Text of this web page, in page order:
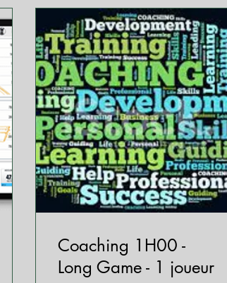
Coaching 1H00 -
Long Game - 1 joueur